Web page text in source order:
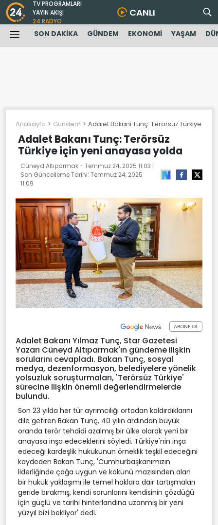
TV PROGRAMLARI
YAYIN AKIŞI
24 RADYO
CANLI
SON DAKİKA GÜNDEM EKONOMİ YAŞAM
Anasayfa Gundem Adalet Bakanı Tunç: Terörsüz Türkiye
Adalet Bakanı Tunç: Terörsüz
Türkiye için yeni anayasa yolda
Cüneyd Altıparmak - Temmuz 24, 2025 11:03 |
Son Güncelleme Tarihi: Temmuz 24, 2025
11:09
ABONE OL
Adalet Bakanı Yılmaz Tunç, Star Gazetesi
Yazarı Cüneyd Altıparmak'ın gündeme ilişkin
sorularını cevapladı. Bakan Tunç, sosyal
medya, dezenformasyon, belediyelere yönelik
yolsuzluk soruşturmaları, 'Terörsüz Türkiye'
sürecine ilişkin önemli değerlendirmelerde
bulundu.
Son 23 yılda her tür ayrımcılığı ortadan kaldırdıklarını
dile getiren Bakan Tunç, 40 yılın ardından büyük
oranda terör tehdidi azalmış bir ülke olarak yeni bir
anayasa inşa edeceklerini söyledi. Türkiye'nin inşa
edeceği kardeşlik hukukunun örneklik teşkil edeceğini
kaydeden Bakan Tunç, 'Cumhurbaşkanımızın
liderliğinde çağa uygun ve kökünü mazisinden alan
bir hukuk yaklaşımı ile temel haklara dair tartışmaları
geride bırakmış, kendi sorunlarını kendisinin çözdüğü
için güçlü ve tarihi hinterlandına uzanmış bir yeni
yüzyıl bizi bekliyor' dedi.